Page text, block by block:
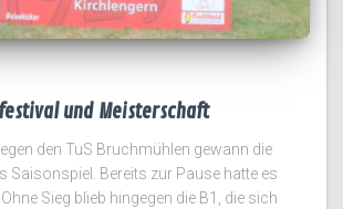
und Meisterschaft
den TuS Bruchmühlen gewann die
Saisonspiel. Bereits zur Pause hatte es
Sieg blieb hingegen die B1, die sich